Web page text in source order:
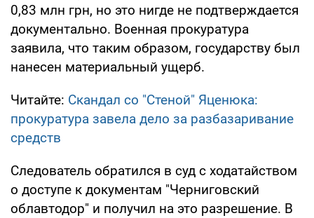
0,83 млн грн, но это нигде не подтверждается
документально. Военная прокуратура
заявила, что таким образом, государству был
нанесен материальный ущерб.
Читайте: Скандал со "Стеной" Яценюка:
прокуратура завела дело за разбазаривание
средств
Следователь обратился в суд с ходатайством
о доступе к документам "Черниговский
облавтодор" и получил на это разрешение. В